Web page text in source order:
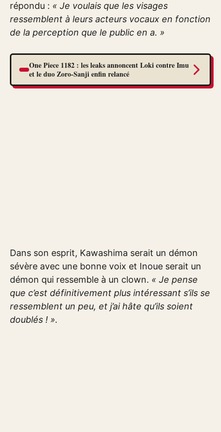
répondu : « Je voulais que les visages
ressemblent à leurs acteurs vocaux en fonction
de la perception que le public en a. »
One Piece 1182 : les leaks annoncent Loki contre Imu
et le duo Zoro-Sanji enfin relancé
Dans son esprit, Kawashima serait un démon
sévère avec une bonne voix et Inoue serait un
démon qui ressemble à un clown. « Je pense
que c’est définitivement plus intéressant s’ils se
ressemblent un peu, et j’ai hâte qu’ils soient
doublés ! ».